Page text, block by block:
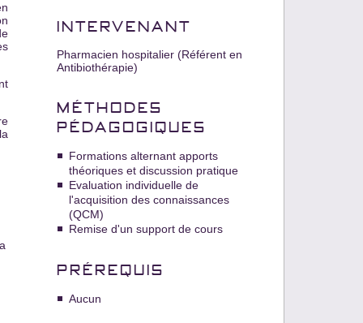
INTERVENANT
Pharmacien hospitalier (Référent en
Antibiothérapie)
MÉTHODES
PÉDAGOGIQUES
Formations alternant apports
théoriques et discussion pratique
Evaluation individuelle de
l'acquisition des connaissances
(QCM)
Remise d'un support de cours
PRÉREQUIS
Aucun